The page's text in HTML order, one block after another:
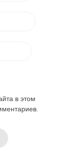
в этом